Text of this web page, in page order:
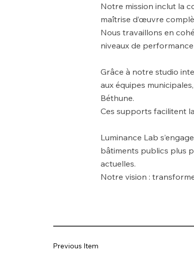
Notre mission inclut la
maîtrise d’œuvre
Nous travaillons en
niveaux de
Grâce à notre studio
aux équipes
Béthune.
Ces supports facilitent
Luminance Lab
bâtiments publics plus
actuelles.
Notre vision :
Previous Item